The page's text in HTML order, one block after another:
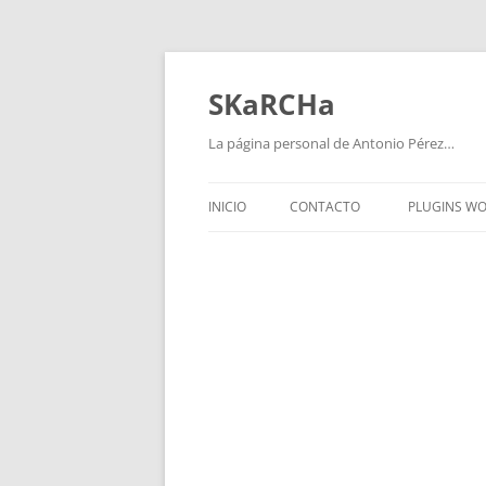
Saltar
SKaRCHa
La página personal de Antonio Pérez…
INICIO CONTACTO PLUGINS